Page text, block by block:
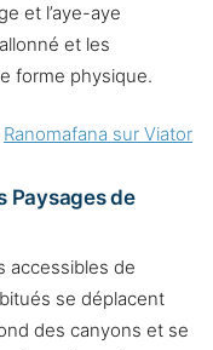
et l’aye-aye
et les
forme physique.
Ranomafana sur Viator
Paysages de
accessibles de
se déplacent
des canyons et se